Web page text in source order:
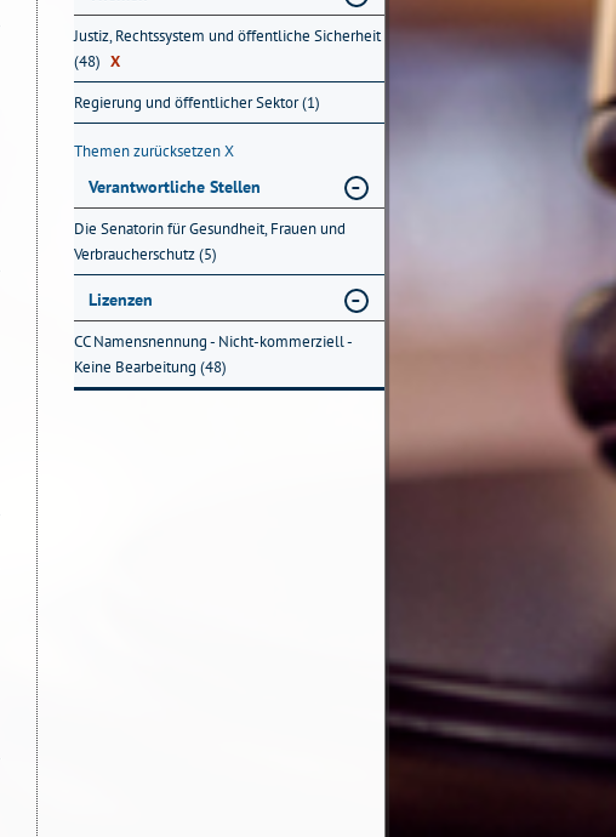
Justiz, Rechtssystem und öffentliche Sicherheit
(48) X
Regierung und öffentlicher Sektor (1)
Themen zurücksetzenX
Verantwortliche Stellen
Die Senatorin für Gesundheit, Frauen und
Verbraucherschutz (5)
Lizenzen
CC Namensnennung - Nicht-kommerziell -
Keine Bearbeitung (48)